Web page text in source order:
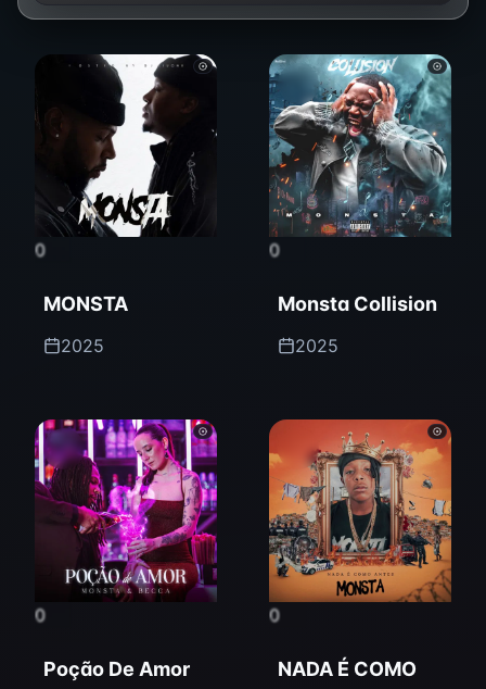
0
MONSTA
2025
0
Monsta Collision
2025
0
Poção De Amor
0
NADA É COMO